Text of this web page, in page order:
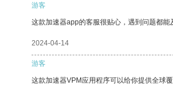
游客
这款加速器app的客服很贴心，遇到问题都能
2024-04-14
游客
这款加速器VPM应用程序可以给你提供全球